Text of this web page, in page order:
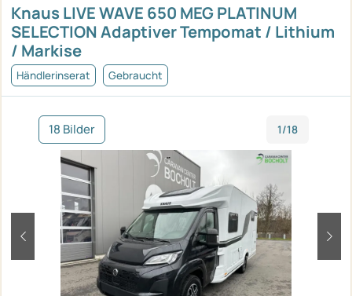
Knaus LIVE WAVE 650 MEG PLATINUM
SELECTION Adaptiver Tempomat / Lithium
/ Markise
Händlerinserat Gebraucht
18 Bilder 1/18
zurück